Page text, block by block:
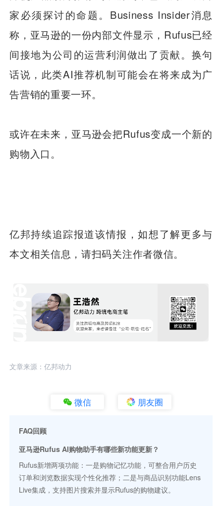
家必须探讨的命题。Business Insider消息
称，亚马逊的一份内部文件显示，Rufus已经
间接地为公司的运营利润做出了贡献。换句
话说，此类AI推荐机制可能会在将来成为广
告营销的重要一环。
或许在未来，亚马逊会把Rufus变成一个新的
购物入口。
亿邦持续追踪报道该情报，如想了解更多与
本文相关信息，请扫码关注作者微信。
文章来源：亿邦动力
微信 朋友圈
FAQ回顾
亚马逊Rufus AI购物助手有哪些新功能更新？
Rufus新增两项功能：一是购物记忆功能，可整合用户历史
订单和浏览数据实现个性化推荐；二是与商品识别功能Lens
Live集成，支持图片搜索并显示Rufus的购物建议。